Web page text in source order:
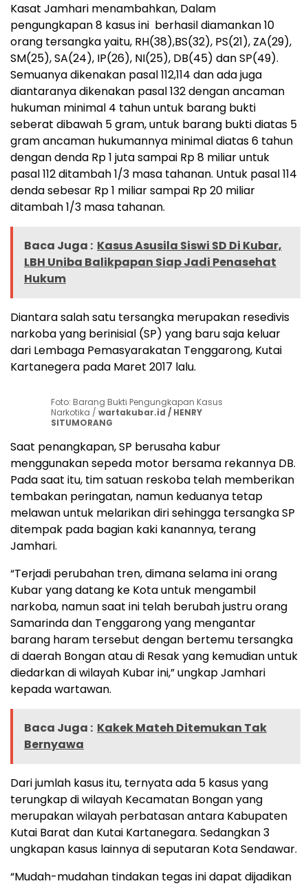
Kasat Jamhari menambahkan, Dalam
pengungkapan 8 kasus ini berhasil diamankan 10
orang tersangka yaitu, RH(38),BS(32), PS(21), ZA(29),
SM(25), SA(24), IP(26), NI(25), DB(45) dan SP(49).
Semuanya dikenakan pasal 112,114 dan ada juga
diantaranya dikenakan pasal 132 dengan ancaman
hukuman minimal 4 tahun untuk barang bukti
seberat dibawah 5 gram, untuk barang bukti diatas 5
gram ancaman hukumannya minimal diatas 6 tahun
dengan denda Rp 1 juta sampai Rp 8 miliar untuk
pasal 112 ditambah 1/3 masa tahanan. Untuk pasal 114
denda sebesar Rp 1 miliar sampai Rp 20 miliar
ditambah 1/3 masa tahanan.
Baca Juga : Kasus Asusila Siswi SD Di Kubar,
LBH Uniba Balikpapan Siap Jadi Penasehat
Hukum
Diantara salah satu tersangka merupakan resedivis
narkoba yang berinisial (SP) yang baru saja keluar
dari Lembaga Pemasyarakatan Tenggarong, Kutai
Kartanegera pada Maret 2017 lalu.
Foto: Barang Bukti Pengungkapan Kasus
Narkotika / wartakubar.id / HENRY
SITUMORANG
Saat penangkapan, SP berusaha kabur
menggunakan sepeda motor bersama rekannya DB.
Pada saat itu, tim satuan reskoba telah memberikan
tembakan peringatan, namun keduanya tetap
melawan untuk melarikan diri sehingga tersangka SP
ditempak pada bagian kaki kanannya, terang
Jamhari.
“Terjadi perubahan tren, dimana selama ini orang
Kubar yang datang ke Kota untuk mengambil
narkoba, namun saat ini telah berubah justru orang
Samarinda dan Tenggarong yang mengantar
barang haram tersebut dengan bertemu tersangka
di daerah Bongan atau di Resak yang kemudian untuk
diedarkan di wilayah Kubar ini,” ungkap Jamhari
kepada wartawan.
Baca Juga : Kakek Mateh Ditemukan Tak
Bernyawa
Dari jumlah kasus itu, ternyata ada 5 kasus yang
terungkap di wilayah Kecamatan Bongan yang
merupakan wilayah perbatasan antara Kabupaten
Kutai Barat dan Kutai Kartanegara. Sedangkan 3
ungkapan kasus lainnya di seputaran Kota Sendawar.
“Mudah-mudahan tindakan tegas ini dapat dijadikan